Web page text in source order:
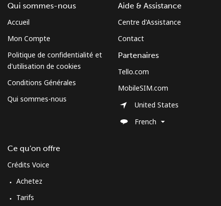
Qui sommes-nous
Accueil
Mon Compte
Politique de confidentialité et
d'utilisation de cookies
Conditions Générales
Qui sommes-nous
Ce qu'on offre
Crédits Voice
Achetez
Tarifs
Aide & Assistance
Centre d'Assistance
Contact
Partenaires
Tello.com
MobileSIM.com
United States
French